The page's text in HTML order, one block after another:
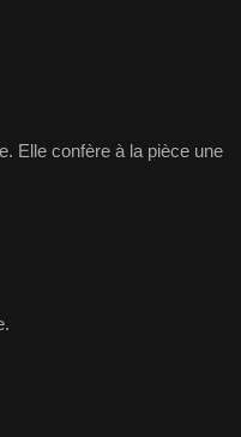
Elle confère à la pièce une